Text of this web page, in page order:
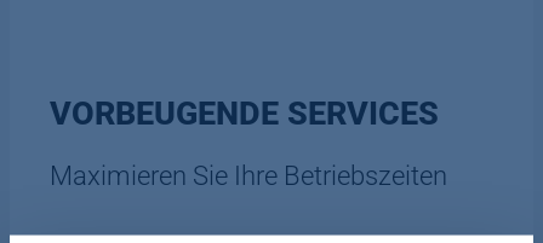
VORBEUGENDE SERVICES
Maximieren Sie Ihre Betriebszeiten